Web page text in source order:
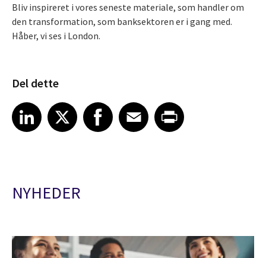
Bliv inspireret i vores seneste materiale, som handler om
den transformation, som banksektoren er i gang med.
Håber, vi ses i London.
Del dette
Share article on LinkedIn
LinkedIn
Share article on XShare article on Facebook
Facebook
Share article on Email
EmailShare article on Print
NYHEDER